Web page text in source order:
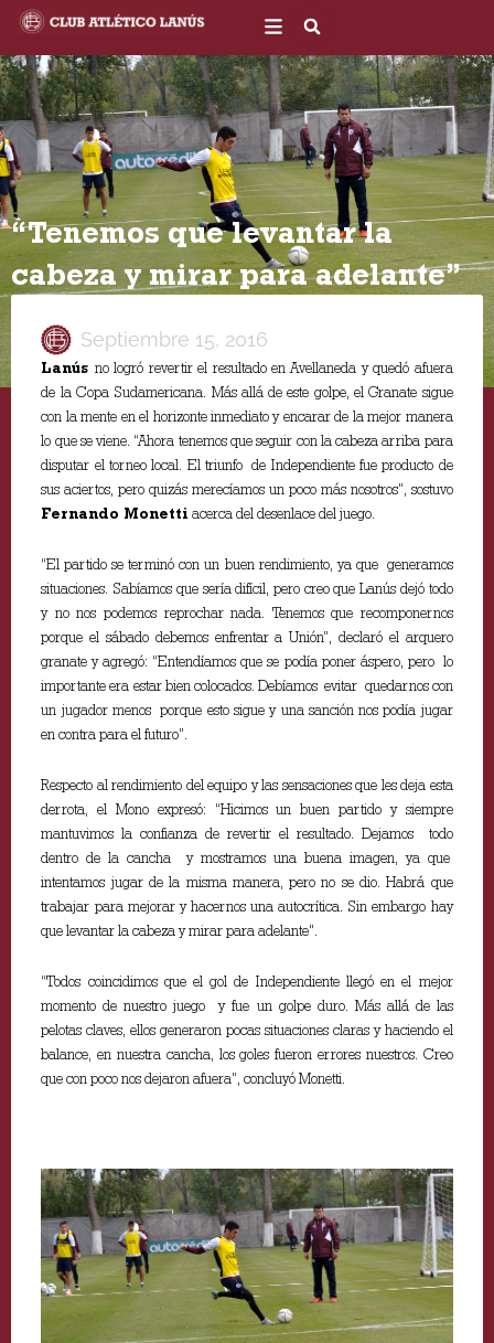
contenido
“Tenemos que levantar la
cabeza y mirar para adelante”
Septiembre 15, 2016
Lanús no logró revertir el resultado en Avellaneda y quedó afuera
de la Copa Sudamericana. Más allá de este golpe, el Granate sigue
con la mente en el horizonte inmediato y encarar de la mejor manera
lo que se viene. “Ahora tenemos que seguir con la cabeza arriba para
disputar el torneo local. El triunfo de Independiente fue producto de
sus aciertos, pero quizás merecíamos un poco más nosotros”, sostuvo
Fernando Monetti acerca del desenlace del juego.
“El partido se terminó con un buen rendimiento, ya que generamos
situaciones. Sabíamos que sería difícil, pero creo que Lanús dejó todo
y no nos podemos reprochar nada. Tenemos que recomponernos
porque el sábado debemos enfrentar a Unión”, declaró el arquero
granate y agregó: “Entendíamos que se podía poner áspero, pero lo
importante era estar bien colocados. Debíamos evitar quedarnos con
un jugador menos porque esto sigue y una sanción nos podía jugar
en contra para el futuro”.
Respecto al rendimiento del equipo y las sensaciones que les deja esta
derrota, el Mono expresó: “Hicimos un buen partido y siempre
mantuvimos la confianza de revertir el resultado. Dejamos todo
dentro de la cancha y mostramos una buena imagen, ya que
intentamos jugar de la misma manera, pero no se dio. Habrá que
trabajar para mejorar y hacernos una autocrítica. Sin embargo hay
que levantar la cabeza y mirar para adelante”.
“Todos coincidimos que el gol de Independiente llegó en el mejor
momento de nuestro juego y fue un golpe duro. Más allá de las
pelotas claves, ellos generaron pocas situaciones claras y haciendo el
balance, en nuestra cancha, los goles fueron errores nuestros. Creo
que con poco nos dejaron afuera”, concluyó Monetti.